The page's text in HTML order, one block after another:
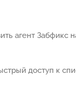
агент Забфикс
доступ к